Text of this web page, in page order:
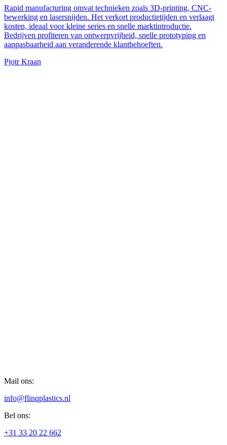
Rapid manufacturing omvat technieken zoals 3D-printing, CNC-
bewerking en lasersnijden. Het verkort productietijden en verlaagt
kosten, ideaal voor kleine series en snelle marktintroductie.
Bedrijven profiteren van ontwerpvrijheid, snelle prototyping en
aanpasbaarheid aan veranderende klantbehoeften.
Pjotr Kraan
Mail ons:
info@flinqplastics.nl
Bel ons:
+31 33 20 22 662